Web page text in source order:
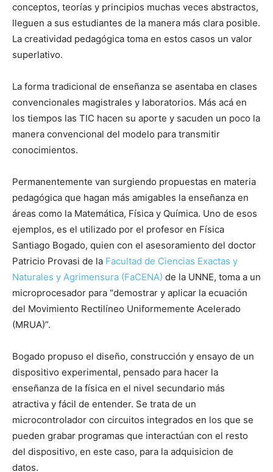
conceptos, teorías y principios muchas veces abstractos,
lleguen a sus estudiantes de la manera más clara posible.
La creatividad pedagógica toma en estos casos un valor
superlativo.
La forma tradicional de enseñanza se asentaba en clases
convencionales magistrales y laboratorios. Más acá en
los tiempos las TIC hacen su aporte y sacuden un poco la
manera convencional del modelo para transmitir
conocimientos.
Permanentemente van surgiendo propuestas en materia
pedagógica que hagan más amigables la enseñanza en
áreas como la Matemática, Física y Química. Uno de esos
ejemplos, es el utilizado por el profesor en Física
Santiago Bogado, quien con el asesoramiento del doctor
Patricio Provasi de la Facultad de Ciencias Exactas y
Naturales y Agrimensura (FaCENA) de la UNNE, toma a un
microprocesador para “demostrar y aplicar la ecuación
del Movimiento Rectilíneo Uniformemente Acelerado
(MRUA)”.
Bogado propuso el diseño, construcción y ensayo de un
dispositivo experimental, pensado para hacer la
enseñanza de la física en el nivel secundario más
atractiva y fácil de entender. Se trata de un
microcontrolador con circuitos integrados en los que se
pueden grabar programas que interactúan con el resto
del dispositivo, en este caso, para la adquisicion de
datos.